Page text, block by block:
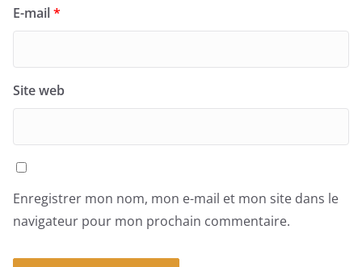
E-mail*
Site web
Enregistrer mon nom, mon e-mail et mon site dans le
navigateur pour mon prochain commentaire.